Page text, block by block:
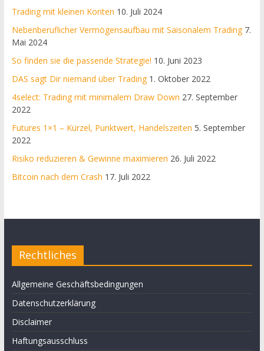
Trading mit kleinen Konten 10. Juli 2024
Nebenberuflicher Vermögensaufbau mit Saisonalem Trading 7.
Mai 2024
So finden sie die passende Strategie! 10. Juni 2023
DAS sagt Dir niemand über Trading 1. Oktober 2022
4select: Trading mit minimalem Draw Down 27. September
2022
Futures 1×1 – Kürzel, Punktwert, Handelszeiten 5. September
2022
Risiko reduzieren & Gewinne maximieren 26. Juli 2022
Bitcoin nach dem Crash 17. Juli 2022
Rechtliches
Allgemeine Geschäftsbedingungen
Datenschutzerklärung
Disclaimer
Haftungsausschluss